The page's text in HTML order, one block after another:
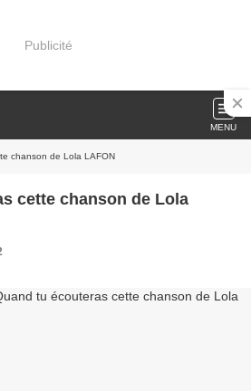
Publicité
MENU
chanson de Lola LAFON
cette chanson de Lola